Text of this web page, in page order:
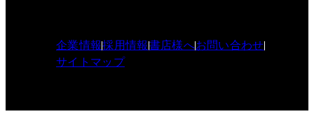
企業情報採用情報書店様へお問い合わせ
サイトマップ